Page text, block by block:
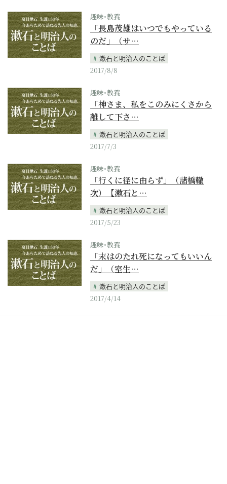
趣味･教養
「長島茂雄はいつでもやっている
のだ」（サ…
漱石と明治人のことば
2017/8/8
趣味･教養
「神さま、私をこのみにくさから
離して下さ…
漱石と明治人のことば
2017/7/3
趣味･教養
「行くに径に由らず」（諸橋轍
次）【漱石と…
漱石と明治人のことば
2017/5/23
趣味･教養
「末はのたれ死になってもいいん
だ」（室生…
漱石と明治人のことば
2017/4/14